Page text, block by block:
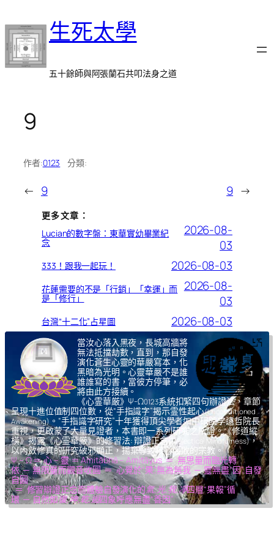
至
主
要
內
生死太學
五十餘師與阿張蘭石共叩法身之道
9
作者:0123 分類:
← 9 9 →
更多文章：
Lucian的數字盤：東華實幼畢業紀
念
2026-08-
03
333！跟我一起玩！ 2026-08-03
花蓮需要的不是「行銷」「幸運」而
是「修行」
2026-08-
03
台灣“十二化”占星圖 2026-08-03
當汝心落入黑夜，長城高牆將
無法抵擋劫數，直到，那自發
演化蒼生心靈的華嚴寫本，化
黑暗為光明。心靈華嚴不是誰
誰誰寫的書，當彼方停筆，必
將由此方接續。
《心霊華厳》Ψ-Ω0123系統扣緊四句辦證法，章節
呈現十進位值制四位數，從“手指識字”揭示霊性起心(Unconditioned
Awakening) 。“手指識字研究”十年獲得頂尖學者如中研院李遠哲院長
重視，更啟蒙了大量見證者，本書即一系列研究之所證。《修道縱
橫》揭露《心霊華厳》的修習法: 辯證正念(Dialectical Mindfulness)，
以內斂修真的研究破邪顯正，揚棄導致核心腐敗的宗教。
Ψ – Ω ＝ 心 – 靈 ＝ Amitābhā – Amitāyus ＝ 無思量而臨光轉
依 ─ 無限量而觀音收圓 ＝ 心覺於“果”,無為無我 ─ 靈無盡“因”,自發
自圓
＝ 修習辯證正念而體驗自發演化的氣,光,我,凈四層“果報”循
環 ─ 自然如復,坤,乾,逅四象呼應無盡“善因”